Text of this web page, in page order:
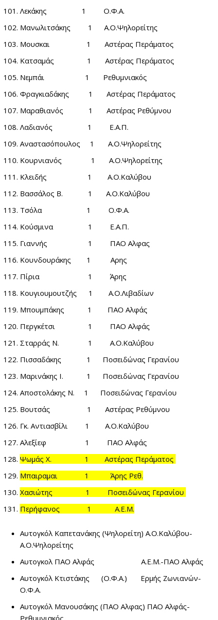
Λεκάκης 1 Ο.Φ.Α.
Μανωλιτσάκης 1 Α.Ο.Ψηλορείτης
Μουσκαι 1 Αστέρας Περάματος
Κατσαμάς 1 Αστέρας Περάματος
Νεμπάι 1 Ρεθυμνιακός
Φραγκιαδάκης 1 Αστέρας Περάματος
Μαραθιανός 1 Αστέρας Ρεθύμνου
Λαδιανός 1 Ε.Α.Π.
Αναστασόπουλος 1 Α.Ο.Ψηλορείτης
Κουρνιανός 1 Α.Ο.Ψηλορείτης
Κλειδής 1 Α.Ο.Καλύβου
Βασσάλος Β. 1 Α.Ο.Καλύβου
Τσόλα 1 Ο.Φ.Α.
Κούσμινα 1 Ε.Α.Π.
Γιαννής 1 ΠΑΟ Αλφας
Κουνδουράκης 1 Αρης
Πίρια 1 Άρης
Κουγιουμουτζής 1 Α.Ο.Λιβαδίων
Μπουμπάκης 1 ΠΑΟ Αλφάς
Περγκέτσι 1 ΠΑΟ Αλφάς
Σταρράς Ν. 1 Α.Ο.Καλύβου
Πισσαδάκης 1 Ποσειδώνας Γερανίου
Μαρινάκης Ι. 1 Ποσειδώνας Γερανίου
Αποστολάκης Ν. 1 Ποσειδώνας Γερανίου
Βουτσάς 1 Αστέρας Ρεθύμνου
Γκ. Αντιασβίλι 1 Α.Ο.Καλύβου
Αλεξίεφ 1 ΠΑΟ Αλφάς
Ψωμάς Χ. 1 Αστέρας Περάματος
Μπαιραμαι 1 Άρης Ρεθ.
Χασιώτης 1 Ποσειδώνας Γερανίου
Περήφανος 1 Α.Ε.Μ.
Αυτογκόλ Καπετανάκης (Ψηλορείτη) Α.Ο.Καλύβου-
Α.Ο.Ψηλορείτης
Αυτογκολ ΠΑΟ Αλφάς Α.Ε.Μ.-ΠΑΟ Αλφάς
Αυτογκόλ Κτιστάκης (Ο.Φ.Α.) Ερμής Ζωνιανών-
Ο.Φ.Α.
Αυτογκόλ Μανουσάκης (ΠΑΟ Αλφας) ΠΑΟ Αλφάς-